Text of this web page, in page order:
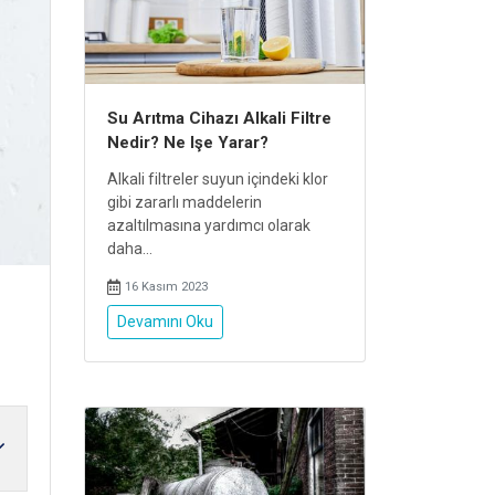
Su Arıtma Cihazı Alkali Filtre
Nedir? Ne Işe Yarar?
Alkali filtreler suyun içindeki klor
gibi zararlı maddelerin
azaltılmasına yardımcı olarak
daha...
16 Kasım 2023
Devamını Oku